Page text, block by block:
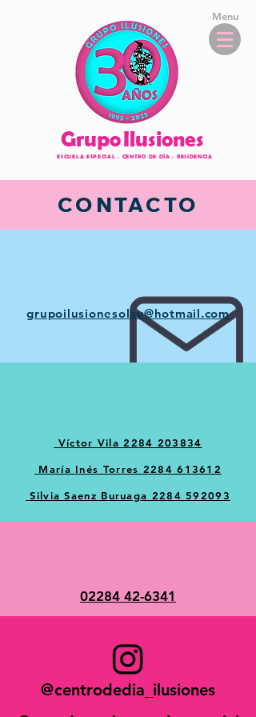
Menu
GrupoIlusiones
ESCUELA ESPECIAL . CENTRO DE DÍA . RESIDENCIA
CONTACTO
grupoilusionesolav@hotmail.com
Víctor Vila 2284 203834
María Inés Torres 2284 613612
Silvia Saenz Buruaga 2284 592093
02284 42-6341
@centrodedia_ilusiones